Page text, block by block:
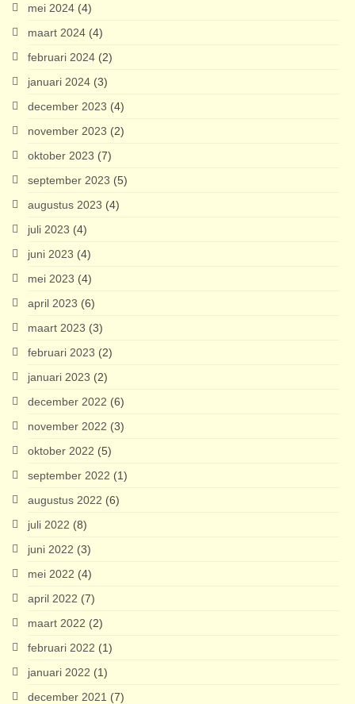
mei 2024 (4)
maart 2024 (4)
februari 2024 (2)
januari 2024 (3)
december 2023 (4)
november 2023 (2)
oktober 2023 (7)
september 2023 (5)
augustus 2023 (4)
juli 2023 (4)
juni 2023 (4)
mei 2023 (4)
april 2023 (6)
maart 2023 (3)
februari 2023 (2)
januari 2023 (2)
december 2022 (6)
november 2022 (3)
oktober 2022 (5)
september 2022 (1)
augustus 2022 (6)
juli 2022 (8)
juni 2022 (3)
mei 2022 (4)
april 2022 (7)
maart 2022 (2)
februari 2022 (1)
januari 2022 (1)
december 2021 (7)